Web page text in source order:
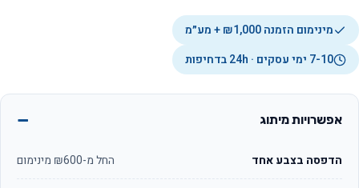
מינימום הזמנה ₪1,000 + מע״מ
7-10 ימי עסקים · 24h בדחיפות
אפשרויות מיתוג
הדפסה בצבע אחד החל מ-₪600 מינימום